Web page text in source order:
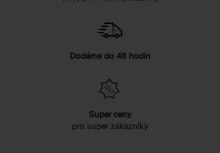
Dodáme do 48 hodin
Super ceny
pro super zákazníky